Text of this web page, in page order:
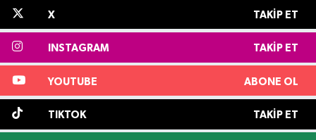
X TAKIP ET
INSTAGRAM TAKIP ET
YOUTUBE ABONE OL
TIKTOK TAKIP ET